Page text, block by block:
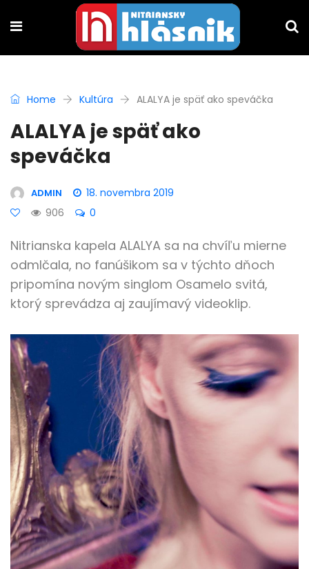
Home Kultúra ALALYA je späť ako speváčka
ALALYA je späť ako
speváčka
ADMIN
18. novembra 2019
906
0
Nitrianska kapela ALALYA sa na chvíľu mierne
odmlčala, no fanúšikom sa v týchto dňoch
pripomína novým singlom Osamelo svitá,
ktorý sprevádza aj zaujímavý videoklip.